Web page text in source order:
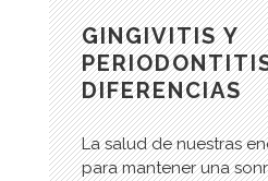
GINGIVITIS Y
DIFERENCIAS
La salud de nuestras
para mantener una